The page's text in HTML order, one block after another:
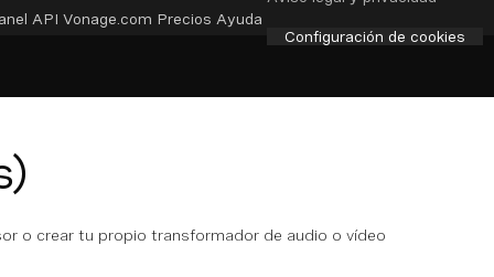
API Vonage.com Precios Ayuda
Configuración de cookies
o crear tu propio transformador de audio o vídeo